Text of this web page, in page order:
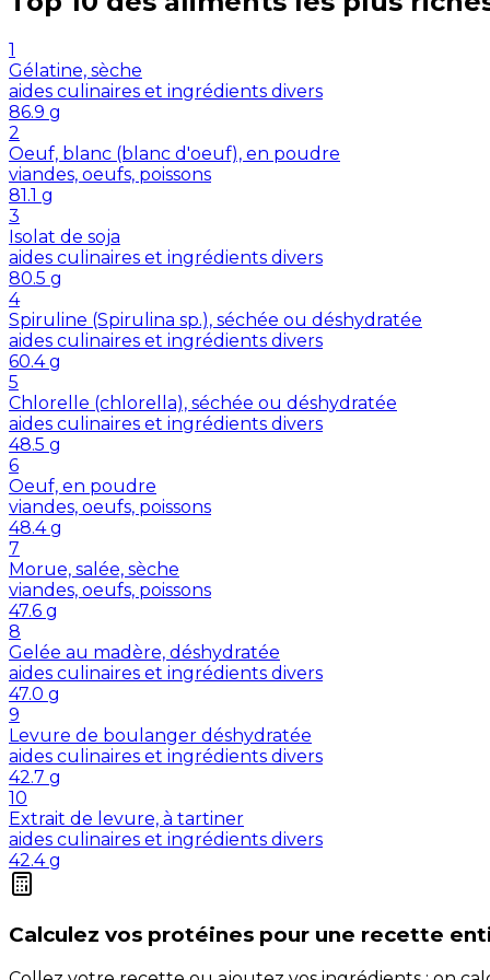
1
Gélatine, sèche
aides culinaires et ingrédients divers
86.9 g
2
Oeuf, blanc (blanc d'oeuf), en poudre
viandes, oeufs, poissons
81.1 g
3
Isolat de soja
aides culinaires et ingrédients divers
80.5 g
4
Spiruline (Spirulina sp.), séchée ou déshydratée
aides culinaires et ingrédients divers
60.4 g
5
Chlorelle (chlorella), séchée ou déshydratée
aides culinaires et ingrédients divers
48.5 g
6
Oeuf, en poudre
viandes, oeufs, poissons
48.4 g
7
Morue, salée, sèche
viandes, oeufs, poissons
47.6 g
8
Gelée au madère, déshydratée
aides culinaires et ingrédients divers
47.0 g
9
Levure de boulanger déshydratée
aides culinaires et ingrédients divers
42.7 g
10
Extrait de levure, à tartiner
aides culinaires et ingrédients divers
42.4 g
Calculez vos protéines pour une recette